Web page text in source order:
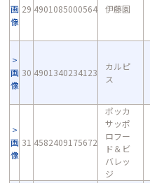
画
像
29 4901085000564 伊藤園
画
像
30 4901340234123
カルピ
ス
画
像
31 4582409175672
ポッカ
サッポ
ロフー
ド＆ビ
バレッ
ジ